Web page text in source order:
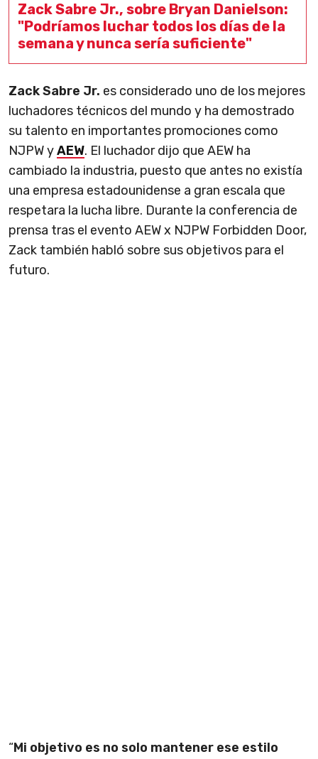
Zack Sabre Jr., sobre Bryan Danielson:
"Podríamos luchar todos los días de la
semana y nunca sería suficiente"
Zack Sabre Jr. es considerado uno de los mejores
luchadores técnicos del mundo y ha demostrado
su talento en importantes promociones como
NJPW yAEW. El luchador dijo que AEW ha
cambiado la industria, puesto que antes no existía
una empresa estadounidense a gran escala que
respetara la lucha libre. Durante la conferencia de
prensa tras el evento AEW x NJPW Forbidden Door,
Zack también habló sobre sus objetivos para el
futuro.
“Mi objetivo es no solo mantener ese estilo